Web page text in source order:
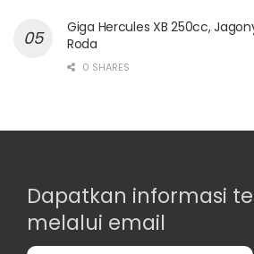
Giga Hercules XB 250cc,
Roda
0 SHARES
Dapatkan informasi
melalui email